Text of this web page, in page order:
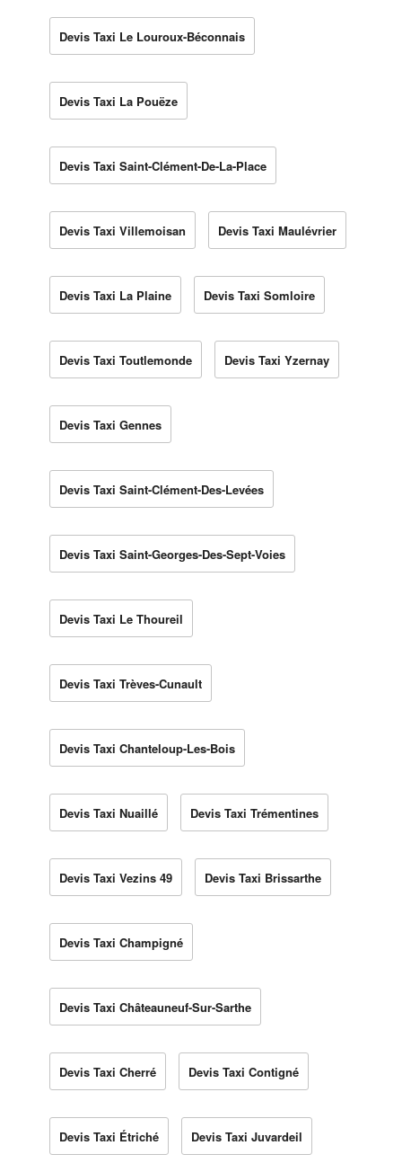
Devis Taxi Le Louroux-Béconnais
Devis Taxi La Pouëze
Devis Taxi Saint-Clément-De-La-Place
Devis Taxi Villemoisan Devis Taxi Maulévrier
Devis Taxi La Plaine Devis Taxi Somloire
Devis Taxi Toutlemonde Devis Taxi Yzernay
Devis Taxi Gennes
Devis Taxi Saint-Clément-Des-Levées
Devis Taxi Saint-Georges-Des-Sept-Voies
Devis Taxi Le Thoureil
Devis Taxi Trèves-Cunault
Devis Taxi Chanteloup-Les-Bois
Devis Taxi Nuaillé Devis Taxi Trémentines
Devis Taxi Vezins 49 Devis Taxi Brissarthe
Devis Taxi Champigné
Devis Taxi Châteauneuf-Sur-Sarthe
Devis Taxi Cherré Devis Taxi Contigné
Devis Taxi Étriché Devis Taxi Juvardeil